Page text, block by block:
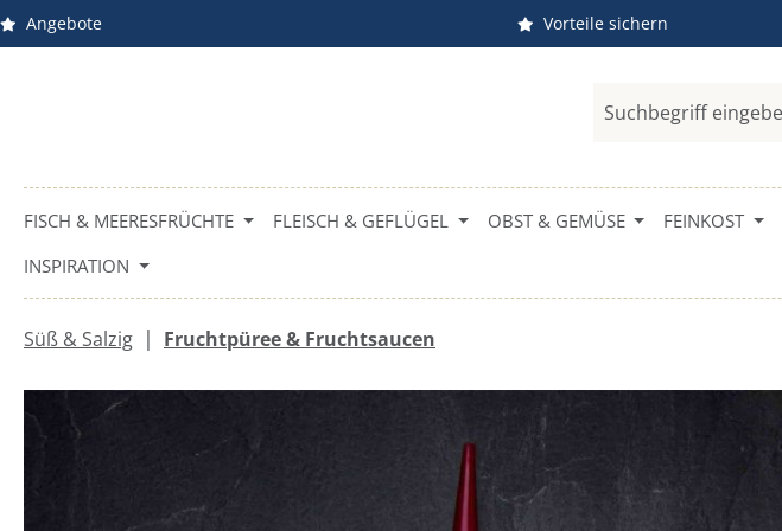
Hauptinhalt springen
Zur Suche springen
Zur Hauptnavigation springen
Angebote Vorteile sichern
FISCH & MEERESFRÜCHTE FLEISCH & GEFLÜGEL OBST & GEMÜSE FEINKOST
INSPIRATION
Süß & Salzig | Fruchtpüree & Fruchtsaucen
Bildergalerie überspringen